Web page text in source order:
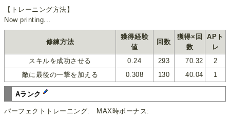
【トレーニング方法】
Now printing...
修練方法
獲得経験
値
回数
獲得×回
数
APト
レ
スキルを成功させる
0.24 293 70.32
2
敵に最後の一撃を加える
0.308 130 40.04 1
Aランク
パーフェクトトレーニング: MAX時ボーナス: